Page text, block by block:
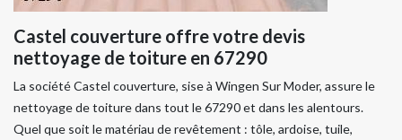
Castel couverture offre votre devis
nettoyage de toiture en 67290
La société Castel couverture, sise à Wingen Sur Moder, assure le
nettoyage de toiture dans tout le 67290 et dans les alentours.
Quel que soit le matériau de revêtement : tôle, ardoise, tuile,